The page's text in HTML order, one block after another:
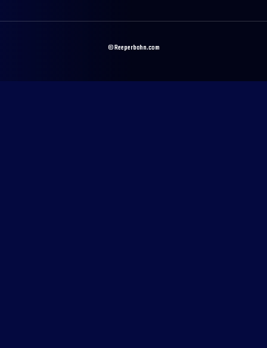
© Reeperbahn.com